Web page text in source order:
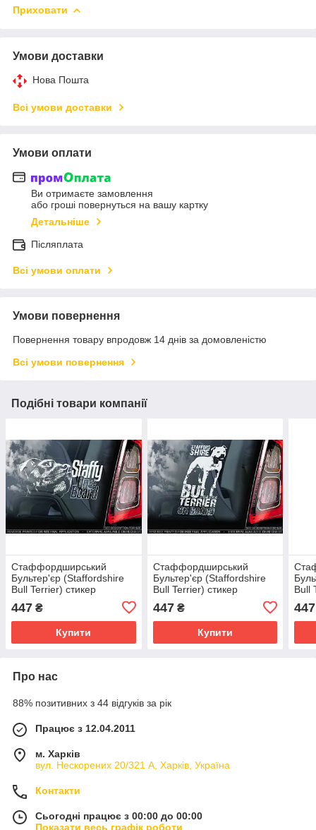
Приховати
Умови доставки
Нова Пошта
Всі умови доставки
Умови оплати
Ви отримаєте замовлення
або гроші повернуться на вашу картку
Детальніше
Післяплата
Всі умови оплати
Умови повернення
Повернення товару впродовж 14 днів за домовленістю
Всі умови повернення
Подібні товари компанії
Стаффордширський
Бультер'єр (Staffordshire
Bull Terrier) стикер
447 ₴
Купити
Стаффордширський
Бультер'єр (Staffordshire
Bull Terrier) стикер
447₴
Купити
Bull
447
Про нас
88% позитивних з 44 відгуків за рік
Працює з 12.04.2011
м. Харків
вул. Нескорених 20/321 А, Харків, Україна
Контакти
Сьогодні працює з 00:00 до 00:00
Показати весь графік роботи